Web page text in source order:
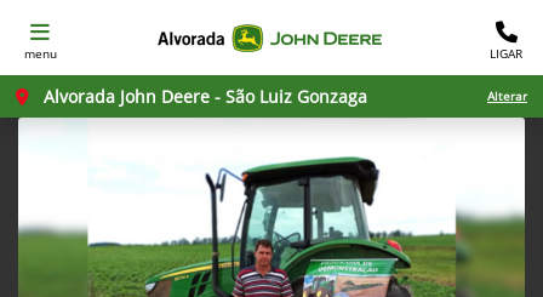
menu LIGAR
Alvorada John Deere - São Luiz Gonzaga Alterar